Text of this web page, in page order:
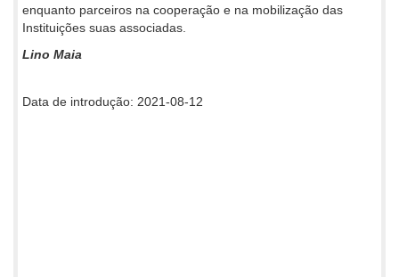
enquanto parceiros na cooperação e na mobilização das
Instituições suas associadas.
Lino Maia
Data de introdução: 2021-08-12